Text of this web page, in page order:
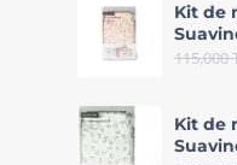
Kit de
115,000
Kit de